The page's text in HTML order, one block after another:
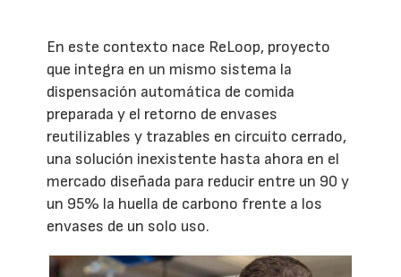
En este contexto nace ReLoop, proyecto
que integra en un mismo sistema la
dispensación automática de comida
preparada y el retorno de envases
reutilizables y trazables en circuito cerrado,
una solución inexistente hasta ahora en el
mercado diseñada para reducir entre un 90 y
un 95% la huella de carbono frente a los
envases de un solo uso.